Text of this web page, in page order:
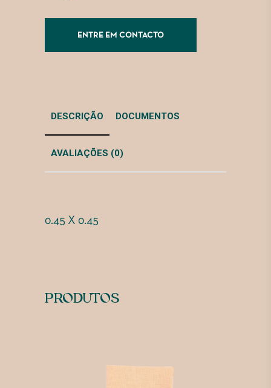
ENTRE EM CONTACTO
DESCRIÇÃO DOCUMENTOS
AVALIAÇÕES (0)
0.45 X 0.45
PRODUTOS